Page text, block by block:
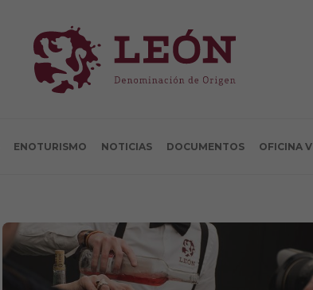
ENOTURISMO NOTICIAS DOCUMENTOS OFICINA